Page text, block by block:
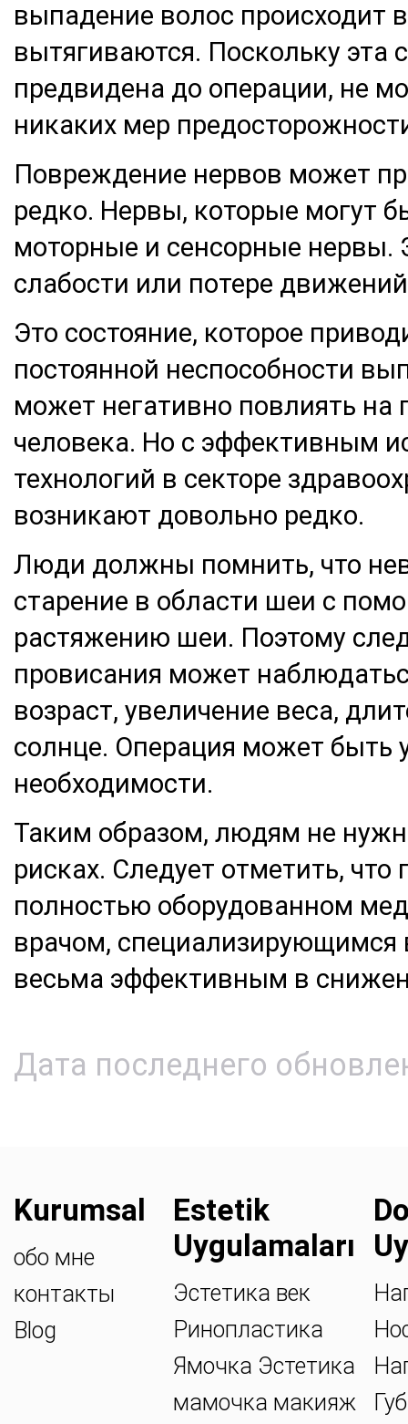
выпадение волос происходит
вытягиваются. Поскольку эта
предвидена до операции, не
никаких мер
Повреждение нервов может
редко. Нервы, которые могут
моторные и сенсорные нервы.
слабости или потере
Это состояние, которое
постоянной неспособности
может негативно повлиять
человека. Но с эффективным
технологий в секторе
возникают довольно редко.
Люди должны помнить, что
старение в области шеи с
растяжению шеи. Поэтому
провисания может
возраст, увеличение веса,
солнце. Операция может быть
необходимости.
Таким образом, людям не
рисках. Следует отметить,
полностью оборудованном
врачом, специализирующимся
весьма эффективным в
Дата последнего
Kurumsal
обо мне
контакты
Blog
Estetik
Uygulamaları
Эстетика век
Ринопластика
Ямочка Эстетика
мамочка макияж
Губ